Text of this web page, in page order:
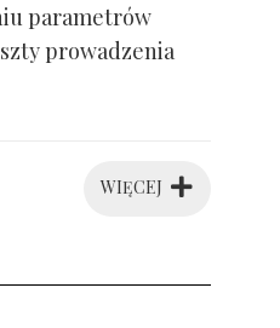
parametrów
prowadzenia
WIĘCEJ